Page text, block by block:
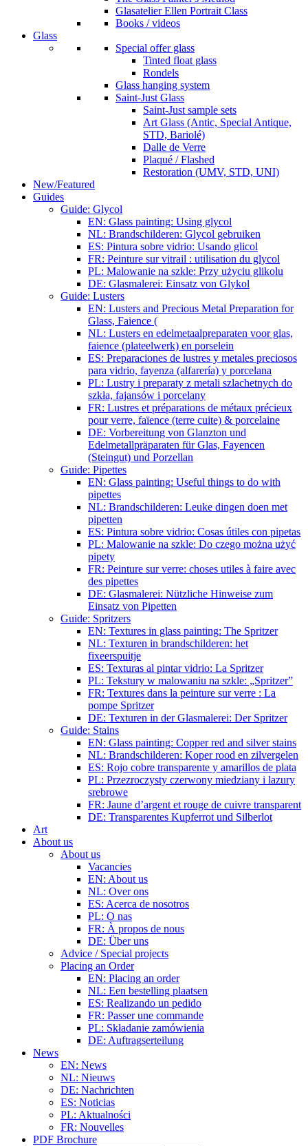
Glasatelier Ellen Portrait Class
Books / videos
Glass
Special offer glass
Tinted float glass
Rondels
Glass hanging system
Saint-Just Glass
Saint-Just sample sets
Art Glass (Antic, Special Antique,
STD, Bariolé)
Dalle de Verre
Plaqué / Flashed
Restoration (UMV, STD, UNI)
New/Featured
Guides
Guide: Glycol
EN: Glass painting: Using glycol
NL: Brandschilderen: Glycol gebruiken
ES: Pintura sobre vidrio: Usando glicol
FR: Peinture sur vitrail : utilisation du glycol
PL: Malowanie na szkle: Przy użyciu glikolu
DE: Glasmalerei: Einsatz von Glykol
Guide: Lusters
EN: Lusters and Precious Metal Preparation for
Glass, Faience (
NL: Lusters en edelmetaalpreparaten voor glas,
faience (plateelwerk) en porselein
ES: Preparaciones de lustres y metales preciosos
para vidrio, fayenza (alfarería) y porcelana
PL: Lustry i preparaty z metali szlachetnych do
szkła, fajansów i porcelany
FR: Lustres et préparations de métaux précieux
pour verre, faïence (terre cuite) & porcelaine
DE: Vorbereitung von Glanzton und
Edelmetallpräparaten für Glas, Fayencen
(Steingut) und Porzellan
Guide: Pipettes
EN: Glass painting: Useful things to do with
pipettes
NL: Brandschilderen: Leuke dingen doen met
pipetten
ES: Pintura sobre vidrio: Cosas útiles con pipetas
PL: Malowanie na szkle: Do czego można użyć
pipety
FR: Peinture sur verre: choses utiles à faire avec
des pipettes
DE: Glasmalerei: Nützliche Hinweise zum
Einsatz von Pipetten
Guide: Spritzers
EN: Textures in glass painting: The Spritzer
NL: Texturen in brandschilderen: het
fixeerspuitje
ES: Texturas al pintar vidrio: La Spritzer
PL: Tekstury w malowaniu na szkle: „Spritzer”
FR: Textures dans la peinture sur verre : La
pompe Spritzer
DE: Texturen in der Glasmalerei: Der Spritzer
Guide: Stains
EN: Glass painting: Copper red and silver stains
NL: Brandschilderen: Koper rood en zilvergelen
ES: Rojo cobre transparente y amarillos de plata
PL: Przezroczysty czerwony miedziany i lazury
srebrowe
FR: Jaune d’argent et rouge de cuivre transparent
DE: Transparentes Kupferrot und Silberlot
Art
About us
About us
Vacancies
EN: About us
NL: Over ons
ES: Acerca de nosotros
PL: O nas
FR: À propos de nous
DE: Über uns
Advice / Special projects
Placing an Order
EN: Placing an order
NL: Een bestelling plaatsen
ES: Realizando un pedido
FR: Passer une commande
PL: Składanie zamówienia
DE: Auftragserteilung
News
EN: News
NL: Nieuws
DE: Nachrichten
ES: Noticias
PL: Aktualności
FR: Nouvelles
PDF Brochure